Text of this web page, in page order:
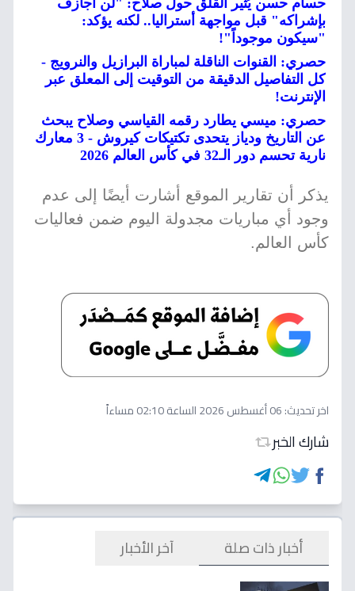
حسام حسن يُثير القلق حول صلاح: "لن أجازف
بإشراكه" قبل مواجهة أستراليا.. لكنه يؤكد:
"سيكون موجوداً"!
حصري: القنوات الناقلة لمباراة البرازيل والنرويج -
كل التفاصيل الدقيقة من التوقيت إلى المعلق عبر
الإنترنت!
حصري: ميسي يطارد رقمه القياسي وصلاح يبحث
عن التاريخ ودياز يتحدى تكتيكات كيروش - 3 معارك
نارية تحسم دور الـ32 في كأس العالم 2026
يذكر أن تقارير الموقع أشارت أيضًا إلى عدم
وجود أي مباريات مجدولة اليوم ضمن فعاليات
كأس العالم.
اخر تحديث:06 أغسطس 2026 الساعة 02:10 مساءاً
شارك الخبر
أخبار ذات صلة آخر الأخبار